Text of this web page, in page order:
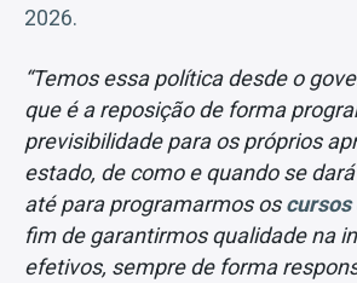
2026.
“Temos essa política desde o
que é a reposição de forma
previsibilidade para os próprios
estado, de como e quando se
até para programarmos oscursos
fim de garantirmos qualidade na
efetivos, sempre de forma